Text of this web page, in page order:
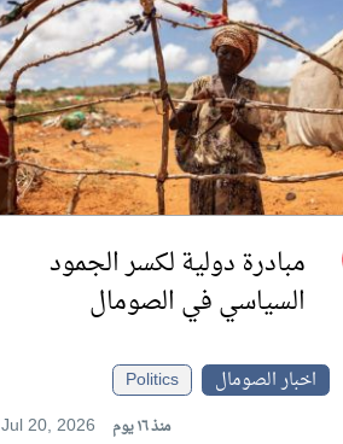
مبادرة دولية لكسر الجمود
السياسي في الصومال
اخبار الصومال
Politics
Jul 20, 2026
منذ ١٦ يوم